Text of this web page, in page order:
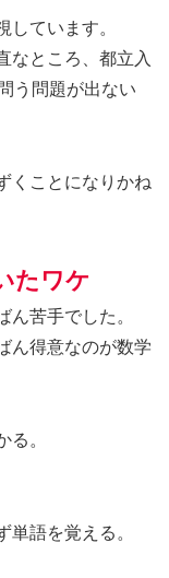
ています。
なところ、都立入
う問題が出ない
くことになりかね
たワケ
ん苦手でした。
ん得意なのが数学
る。
語を覚える。